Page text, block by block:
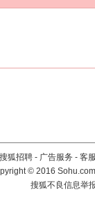
搜狐招聘 - 广告服务 - 客
©2016
搜狐不良信息举